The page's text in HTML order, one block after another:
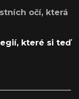
očí, která
které si teď